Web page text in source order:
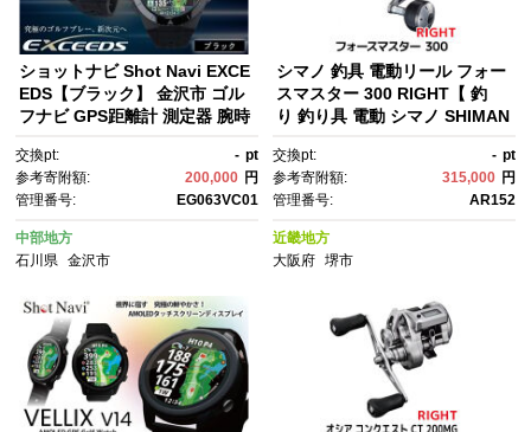
ショットナビ Shot Navi EXCE
EDS【ブラック】 金沢市 ゴル
フナビ GPS距離計 測定器 腕時
品 ラウンド支援 人気 おすす
め ゴルフ場 スコア管理 飛距離
計測 プレゼント ギフト 父の
日 敬老の日 お取り寄せ 通販 送
料無料 ふるさと納税 石川 金
沢 加賀百万石 加賀 百万石 北
陸 北陸復興 北陸支援
交換pt: - pt
参考寄附額:
200,000 円
管理番号:
EG063VC01
中部地方
石川県
金沢市
シマノ 釣具 電動リール フォー
スマスター 300 RIGHT【 釣
り 釣り具 電動 シマノ SHIMAN
ドア スポーツ 魚 人気 おすす
め 大阪府 堺市】
交換pt: - pt
参考寄附額:
315,000 円
管理番号:
AR152
近畿地方
大阪府 堺市